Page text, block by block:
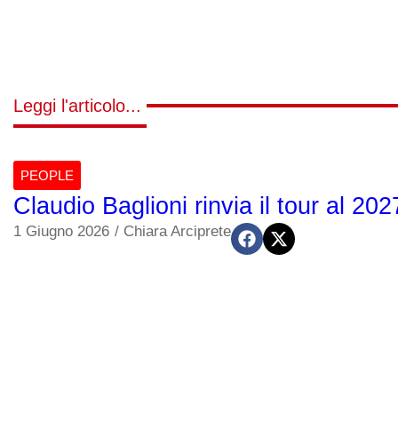
Leggi l'articolo...
PEOPLE
Claudio Baglioni rinvia il tour al
1 Giugno 2026 / Chiara Arciprete